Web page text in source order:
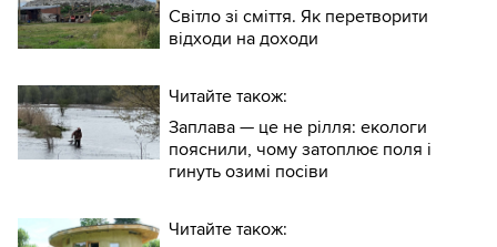
Світло зі сміття. Як перетворити
відходи на доходи
Читайте також:
Заплава — це не рілля: екологи
пояснили, чому затоплює поля і
гинуть озимі посіви
Читайте також: